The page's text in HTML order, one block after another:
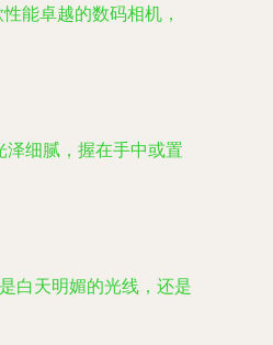
能卓越的数码相机，
细腻，握在手中或置
白天明媚的光线，还是